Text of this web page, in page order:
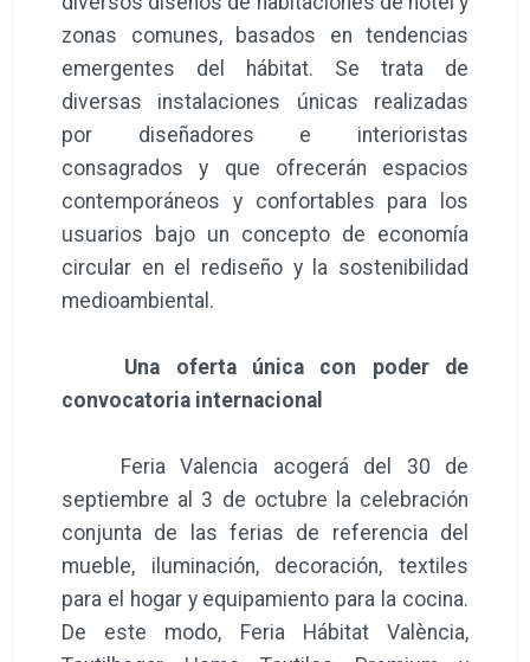
zonas comunes, basados en tendencias
emergentes del hábitat. Se trata de
diversas instalaciones únicas realizadas
por diseñadores e interioristas
consagrados y que ofrecerán espacios
contemporáneos y confortables para los
usuarios bajo un concepto de economía
circular en el rediseño y la sostenibilidad
medioambiental.
Una oferta única con poder de
convocatoria internacional
Feria Valencia acogerá del 30 de
septiembre al 3 de octubre la celebración
conjunta de las ferias de referencia del
mueble, iluminación, decoración, textiles
para el hogar y equipamiento para la cocina.
De este modo, Feria Hábitat València,